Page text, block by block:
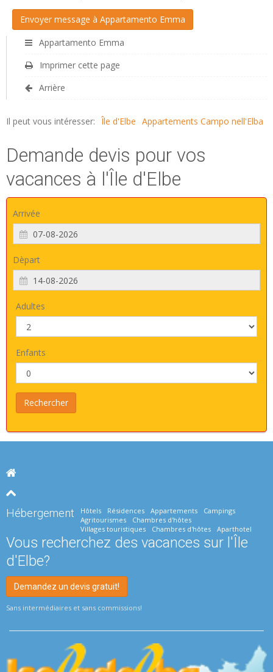
Appartamento Emma
Imprimer cette page
Arrière
Il peut vous intéresser: Île d'Elbe Appartements Campo nell'Elba
Demande devis pour vos
vacances à l'Île d'Elbe
Arrivée
Dèpart
Adultes
Enfants
Hébergement Hôtels Résidences Appartements
Campings
Agritourismes
Chambres d'hôtes
Villages touristiques
Chambres d'hôtes Aparthotel
Vous recherchez des vacances sur l'Île
d'Elbe?
Demandez un devis gratuit!
Sans intermédiaires et sans commissions!